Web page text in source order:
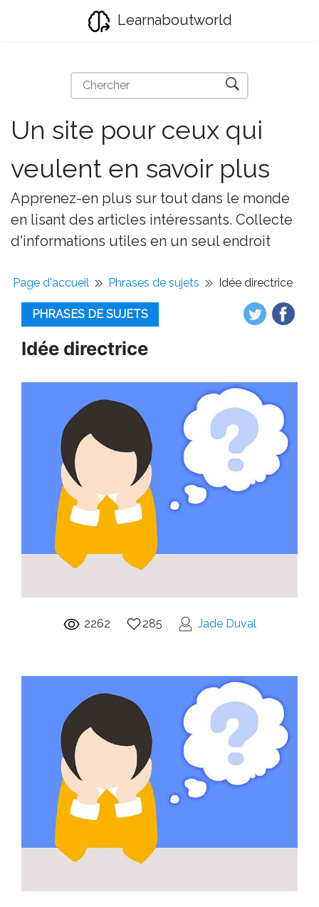
Learnaboutworld
Un site pour ceux qui
veulent en savoir plus
Apprenez-en plus sur tout dans le monde
en lisant des articles intéressants. Collecte
d'informations utiles en un seul endroit
Page d'accueil Phrases de sujets Idée directrice
PHRASES DE SUJETS
Idée directrice
2262 285 Jade Duval